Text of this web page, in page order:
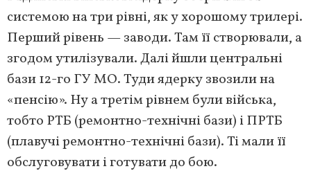
системою на три рівні, як у хорошому трилерi.
Перший рівень — заводи. Там її створювали, а
згодом утилізували. Далі йшли центральні
бази 12-го ГУ МО. Туди ядерку звозили на
«пенсію». Ну а третім рівнем були війська,
тобто РТБ (ремонтно-технічні бази) і ПРТБ
(плавучі ремонтно-технічні бази). Ті мали її
обслуговувати і готувати до бою.